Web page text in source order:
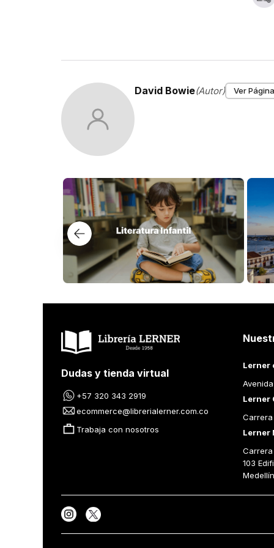
David Bowie(Autor) Ver
Dudas y tienda virtual
+57 320 343 2919
ecommerce@librerialerner.com.co
Trabaja con nosotros
Lerner
Lerner
Carrera
Lerner
Carrera
103